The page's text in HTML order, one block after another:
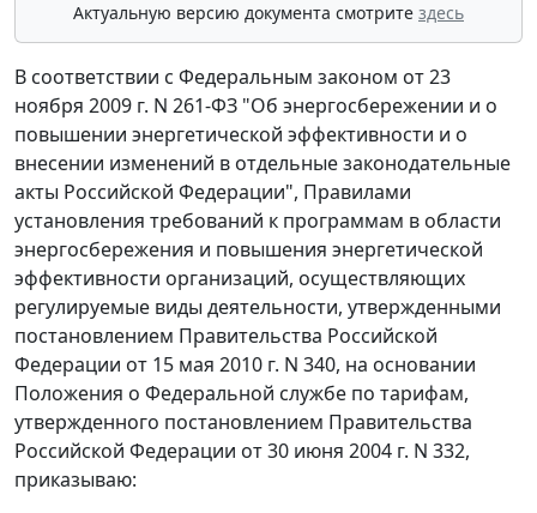
Актуальную версию документа смотрите здесь
В соответствии с Федеральным законом от 23
ноября 2009 г. N 261-ФЗ "Об энергосбережении и о
повышении энергетической эффективности и о
внесении изменений в отдельные законодательные
акты Российской Федерации", Правилами
установления требований к программам в области
энергосбережения и повышения энергетической
эффективности организаций, осуществляющих
регулируемые виды деятельности, утвержденными
постановлением Правительства Российской
Федерации от 15 мая 2010 г. N 340, на основании
Положения о Федеральной службе по тарифам,
утвержденного постановлением Правительства
Российской Федерации от 30 июня 2004 г. N 332,
приказываю: